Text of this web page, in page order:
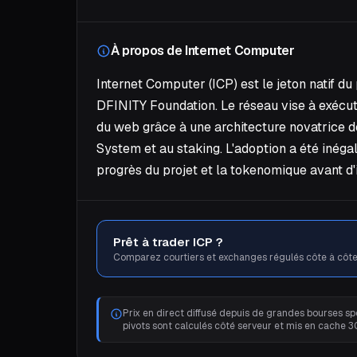
À propos de Internet Computer
Internet Computer (ICP) est le jeton natif
DFINITY Foundation. Le réseau vise à
du web grâce à une architecture novatrice
System et au staking. L'adoption a été
progrès du projet et la tokenomique avant
Prêt à trader ICP ?
Comparez courtiers et exchanges régulés côte à
Prix en direct diffusé depuis de grandes bourses
pivots sont calculés côté serveur et mis en cache